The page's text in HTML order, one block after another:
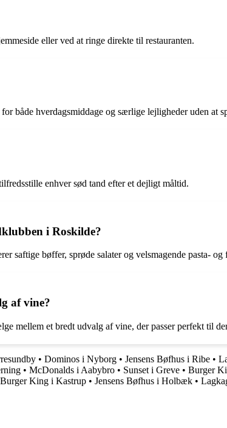
eller ved at ringe direkte til restauranten.
både hverdagsmiddage og særlige lejligheder uden at
enhver sød tand efter et dejligt måltid.
i Roskilde?
saftige bøffer, sprøde salater og velsmagende pasta- og
af vine?
mellem et bredt udvalg af vine, der passer perfekt til
• Dominos i Nyborg • Jensens Bøfhus i Ribe •
• McDonalds i Aabybro • Sunset i Greve • Burger
Burger King i Kastrup • Jensens Bøfhus i Holbæk •